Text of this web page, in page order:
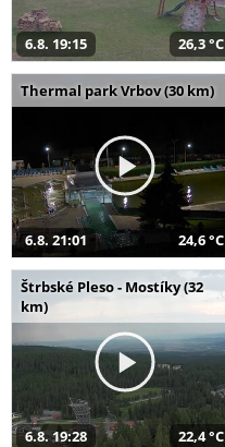
6.8. 19:15 26,3 °C
Thermal park Vrbov (30 km)
6.8. 21:01 24,6 °C
Štrbské Pleso - Mostíky (32
km)
6.8. 19:28 22,4 °C